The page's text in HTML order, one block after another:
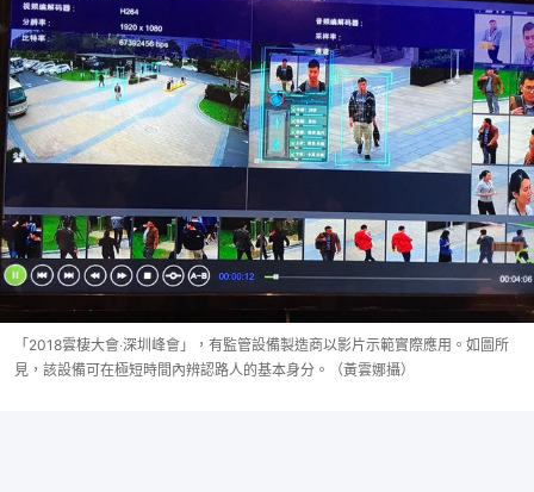
「2018雲棲大會‧深圳峰會」，有監管設備製造商以影片示範實際應用。如圖所
見，該設備可在極短時間內辨認路人的基本身分。（黃雲娜攝）